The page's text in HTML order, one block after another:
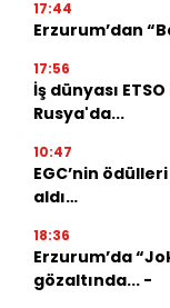
17:44
Erzurum’dan
17:56
İş dünyası
Rusya'da...
10:47
EGC’nin
aldı…
18:36
Erzurum’da
gözaltında... -